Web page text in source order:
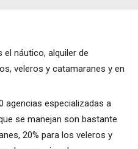
náutico, alquiler de
veleros y catamaranes y en
agencias especializadas a
se manejan son bastante
20% para los veleros y